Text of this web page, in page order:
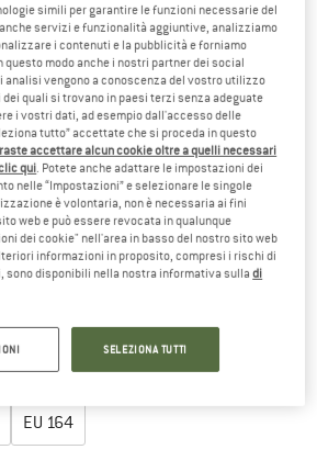
sui costi di spedizione. Si apre in
40%
EU116 EU122
EU 140 EU146
EU 164
simili per garantire le funzioni necessarie del
servizi e funzionalità aggiuntive, analizziamo
i contenuti e la pubblicità e forniamo
questo modo anche i nostri partner dei social
analisi vengono a conoscenza del vostro utilizzo
quali si trovano in paesi terzi senza adeguate
i vostri dati, ad esempio dall'accesso delle
tutto” accettate che si proceda in questo
accettare alcun cookie oltre a quelli necessari
qui. Potete anche adattare le impostazioni dei
nelle “Impostazioni” e selezionare le singole
è volontaria, non è necessaria ai fini
web e può essere revocata in qualunque
dei cookie" nell'area in basso del nostro sito web
informazioni in proposito, compresi i rischi di
sono disponibili nella nostra informativa sulladi
SELEZIONA TUTTI